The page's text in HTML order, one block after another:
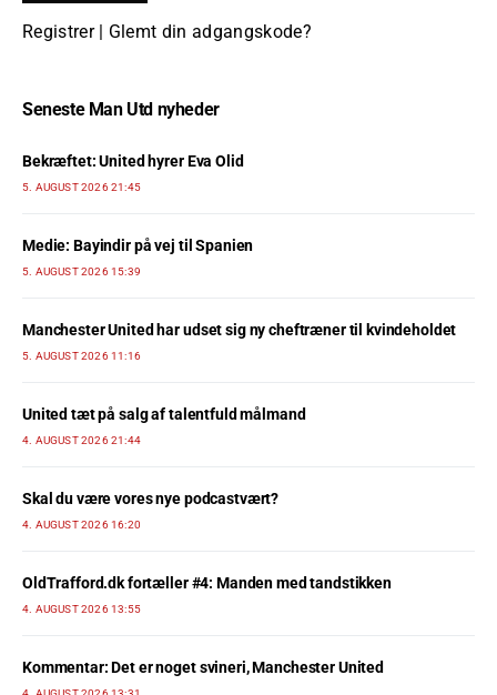
Registrer| Glemt din adgangskode?
Seneste Man Utd nyheder
Bekræftet: United hyrer Eva Olid
5. AUGUST 2026 21:45
Medie: Bayindir på vej til Spanien
5. AUGUST 2026 15:39
Manchester United har udset sig ny cheftræner til kvindeholdet
5. AUGUST 2026 11:16
United tæt på salg af talentfuld målmand
4. AUGUST 2026 21:44
Skal du være vores nye podcastvært?
4. AUGUST 2026 16:20
OldTrafford.dk fortæller #4: Manden med tandstikken
4. AUGUST 2026 13:55
Kommentar: Det er noget svineri, Manchester United